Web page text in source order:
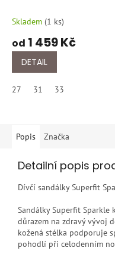
Skladem (1 ks)
od 1 459 Kč
DETAIL
27 31 33
Popis Značka
Detailní popis
Dívčí sandálky Superfit
Sandálky Superfit
důrazem na zdravý vývoj
kožená stélka podporuje
pohodlí při celodenním